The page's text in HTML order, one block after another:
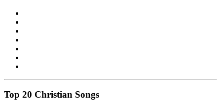
Top 20 Christian Songs